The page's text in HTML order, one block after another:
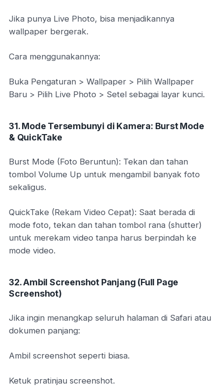
Jika punya Live Photo, bisa menjadikannya
wallpaper bergerak.
Cara menggunakannya:
Buka Pengaturan > Wallpaper > Pilih Wallpaper
Baru > Pilih Live Photo > Setel sebagai layar kunci.
31. Mode Tersembunyi di Kamera: Burst Mode
& QuickTake
Burst Mode (Foto Beruntun): Tekan dan tahan
tombol Volume Up untuk mengambil banyak foto
sekaligus.
QuickTake (Rekam Video Cepat): Saat berada di
mode foto, tekan dan tahan tombol rana (shutter)
untuk merekam video tanpa harus berpindah ke
mode video.
32. Ambil Screenshot Panjang (Full Page
Screenshot)
Jika ingin menangkap seluruh halaman di Safari atau
dokumen panjang:
Ambil screenshot seperti biasa.
Ketuk pratinjau screenshot.